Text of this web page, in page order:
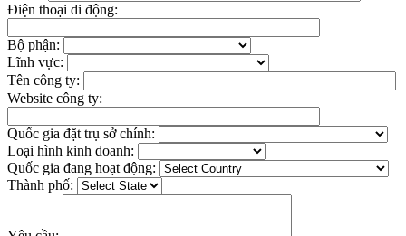
Điện thoại di động:
Bộ phận:
Lĩnh vực:
Tên công ty:
Website công ty:
Quốc gia đặt trụ sở chính:
Loại hình kinh doanh:
Quốc gia đang hoạt động:
Thành phố: